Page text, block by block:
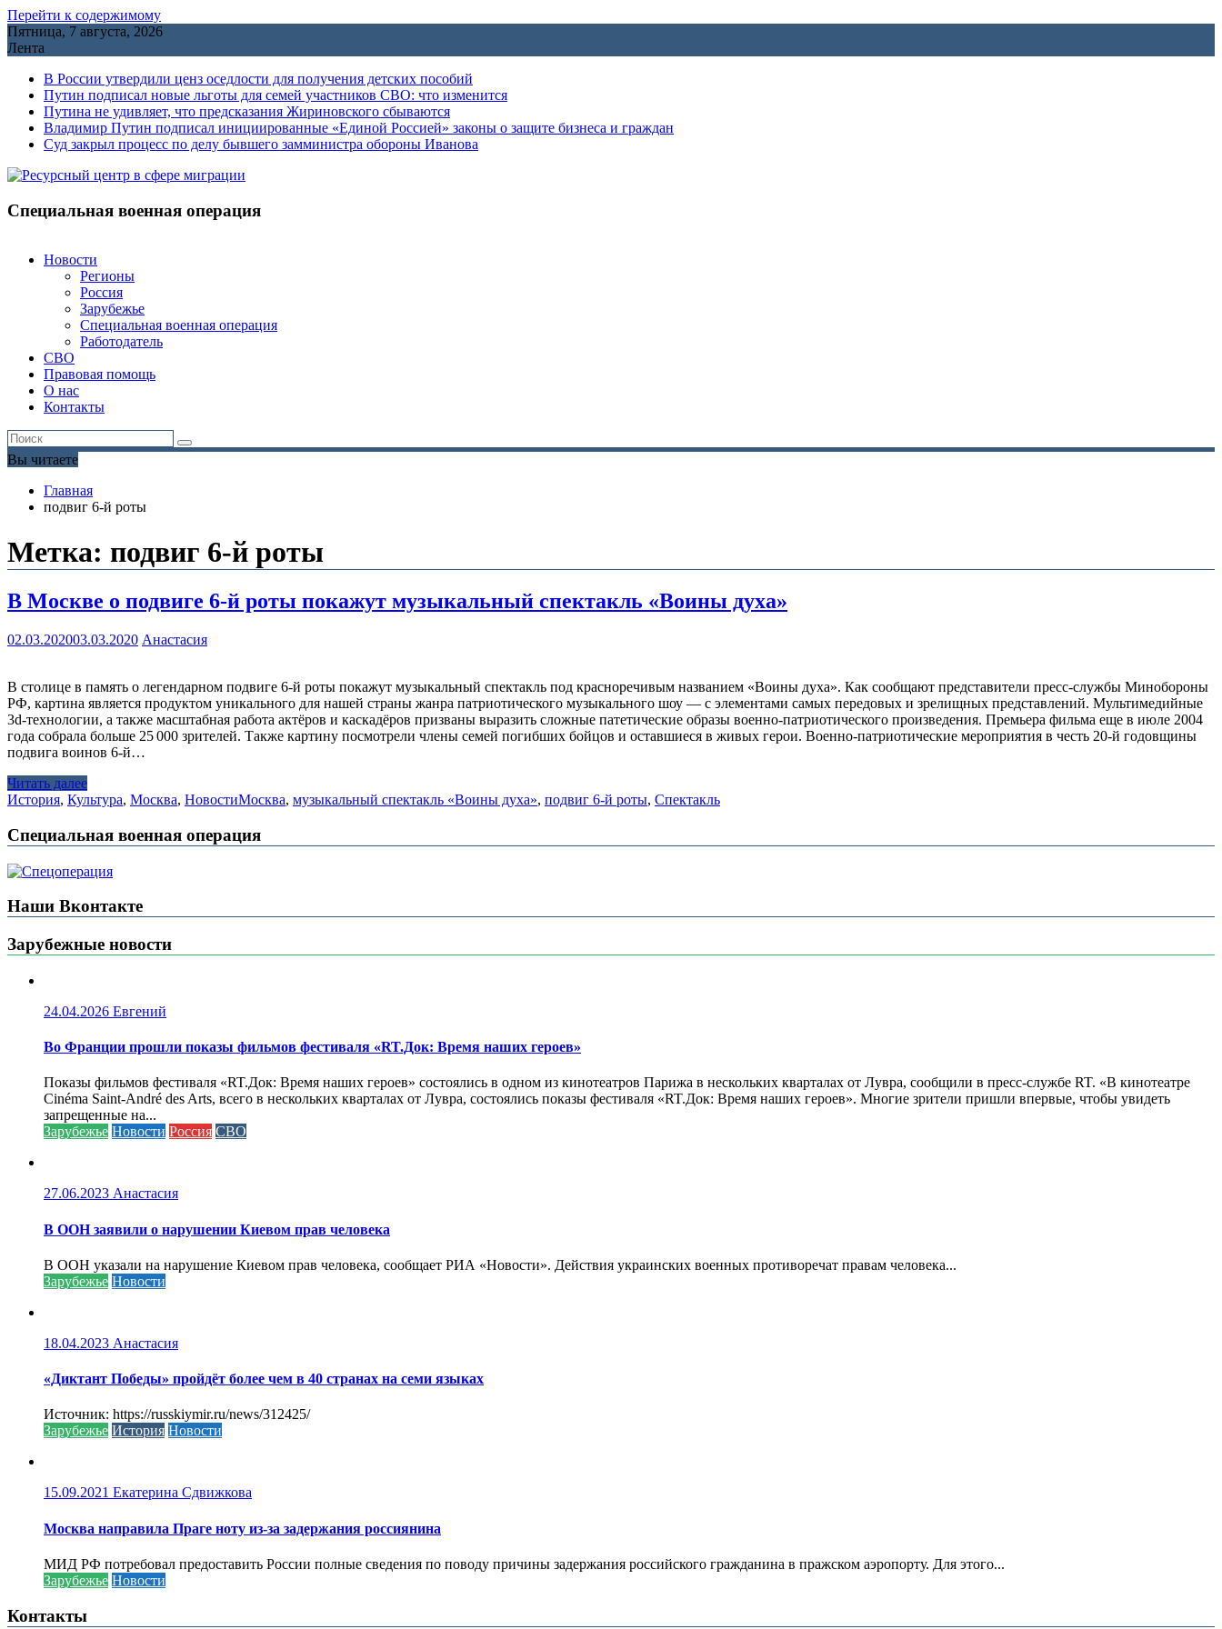
Перейти к содержимому
Пятница, 7 августа, 2026
Лента
В России утвердили ценз оседлости для получения детских пособий
Путин подписал новые льготы для семей участников СВО: что изменится
Путина не удивляет, что предсказания Жириновского сбываются
Владимир Путин подписал инициированные «Единой Россией» законы о защите бизнеса и граждан
Cуд закрыл процесс по делу бывшего замминистра обороны Иванова
Специальная военная операция
Новости
Регионы
Россия
Зарубежье
Специальная военная операция
Работодатель
СВО
Правовая помощь
О нас
Контакты
Вы читаете
Главная
подвиг 6-й роты
Метка: подвиг 6-й роты
В Москве о подвиге 6-й роты покажут музыкальный спектакль «Воины духа»
02.03.202003.03.2020 Анастасия
В столице в память о легендарном подвиге 6-й роты покажут музыкальный спектакль под красноречивым названием «Воины духа». Как сообщают представители пресс-службы Минобороны
РФ, картина является продуктом уникального для нашей страны жанра патриотического музыкального шоу — с элементами самых передовых и зрелищных представлений. Мультимедийные
3d-технологии, а также масштабная работа актёров и каскадёров призваны выразить сложные патетические образы военно-патриотического произведения. Премьера фильма еще в июле 2004
года собрала больше 25 000 зрителей. Также картину посмотрели члены семей погибших бойцов и оставшиеся в живых герои. Военно-патриотические мероприятия в честь 20-й годовщины
подвига воинов 6-й…
Читать далее
История, Культура, Москва, НовостиМосква, музыкальный спектакль «Воины духа», подвиг 6-й роты, Спектакль
Специальная военная операция
Наши Вконтакте
Зарубежные новости
24.04.2026 Евгений
Во Франции прошли показы фильмов фестиваля «RT.Док: Время наших героев»
Показы фильмов фестиваля «RT.Док: Время наших героев» состоялись в одном из кинотеатров Парижа в нескольких кварталах от Лувра, сообщили в пресс-службе RT. «В кинотеатре
Cinéma Saint-André des Arts, всего в нескольких кварталах от Лувра, состоялись показы фестиваля «RT.Док: Время наших героев». Многие зрители пришли впервые, чтобы увидеть
запрещенные на...
Зарубежье Новости Россия СВО
27.06.2023 Анастасия
В ООН заявили о нарушении Киевом прав человека
В ООН указали на нарушение Киевом прав человека, сообщает РИА «Новости». Действия украинских военных противоречат правам человека...
Зарубежье Новости
18.04.2023 Анастасия
«Диктант Победы» пройдёт более чем в 40 странах на семи языках
Источник: https://russkiymir.ru/news/312425/
Зарубежье История Новости
15.09.2021 Екатерина Сдвижкова
Москва направила Праге ноту из-за задержания россиянина
МИД РФ потребовал предоставить России полные сведения по поводу причины задержания российского гражданина в пражском аэропорту. Для этого...
Зарубежье Новости
Контакты